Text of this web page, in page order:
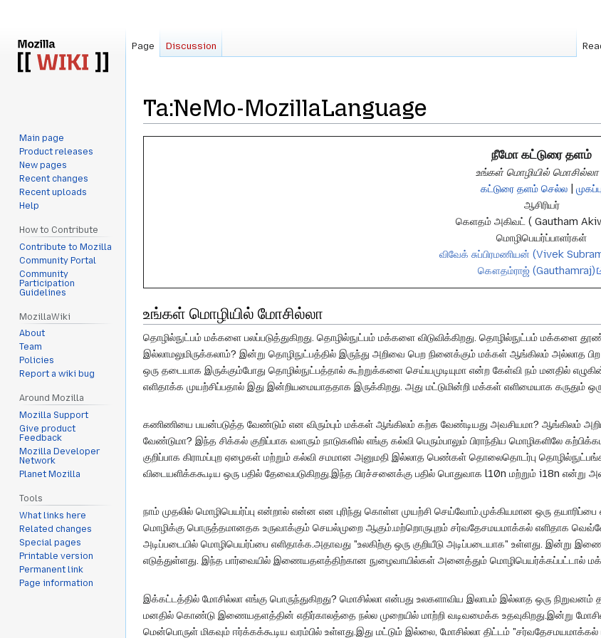
Ta:NeMo-MozillaLanguage
நீமோ கட்டுரை தளம்
உங்கள் மொழியில் மொசில்லா
கட்டுரை தளம் செல்ல
முகப்பு
ஆசிரியர்
கெளதம் அகிவட் ( Gautham
மொழிபெயர்ப்பாளர்கள்
விவேக் சுப்பிரமணியன் (Vivek
கௌதம்ராஜ் (Gauthamraj)
உங்கள் மொழியில் மோசில்லா
தொழில்நுட்பம் மக்களை பலப்படுத்துகிறது. தொழில்நுட்பம் மக்களை விடுவிக்கிறது. தொழில்நுட்பம் மக்களை
இல்லாமலுமிருக்கலாம்? இன்று தொழிநுட்பத்தில் இருந்து அறிவை பெற நினைக்கும் மக்கள் ஆங்கிலம்
ஒரு தடையாக இருக்கும்போது தொழில்நுட்பத்தால் கூற்றுக்களை செய்யமுடியுமா என்ற கேள்வி நம் மனதில்
எளிதாக்க முயற்சிப்பதால் இது இன்றியமையாததாக இருக்கிறது. அது மட்டுமின்றி மக்கள் எளிமையாக கருதும்
கணிணியை பயன்படுத்த வேண்டும் என விரும்பும் மக்கள் ஆங்கிலம் கற்க வேண்டியது அவசியமா? ஆங்கிலம்
வேண்டுமா? இந்த சிக்கல் குறிப்பாக வளரும் நாடுகளில் எங்கு கல்வி பெரும்பாலும் பிராந்திய மொழிகளிலே
குறிப்பாக கிராமப்புற ஏழைகள் மற்றும் கல்வி சமமான அனுமதி இல்லாத பெண்கள் தொலைதொடர்பு
விடையளிக்ககூடிய ஒரு பதில் தேவைபடுகிறது.இந்த பிரச்சனைக்கு பதில் பொதுவாக l10n மற்றும் i18n என்று
நாம் முதலில் மொழிபெயர்ப்பு என்றால் என்ன என புரிந்து கொள்ள முயற்சி செய்வோம்.முக்கியமான ஒரு
மொழிக்கு பொருத்தமானதக உருவாக்கும் செயல்முறை ஆகும்.மற்றொருபுறம் சர்வதேசமயமாக்கல் எளிதாக
அடிப்படையில் மொழிபெயர்ப்பை எளிதாக்க.அதாவது "உலகிற்கு ஒரு குறியீடு அடிப்படையாக" உள்ளது.
எடுத்துள்ளது. இந்த பார்வையில் இணையதளத்திற்கான நுழைவாயில்கள் அனைத்தும் மொழிபெயர்க்கப்பட்டால்
இக்கட்டத்தில் மோசில்லா எங்கு பொருந்துகிறது? மொசில்லா என்பது உலகளாவிய இலாபம் இல்லாத ஒரு
மனதில் கொண்டு இணையதளத்தின் எதிர்காலத்தை நல்ல முறையில் மாற்றி வடிவமைக்க உதவுகிறது.இன்று
மென்பொருள் மிகவும் ஈர்க்கக்கூடிய வரம்பில் உள்ளது.இது மட்டும் இல்லை, மோசில்லா திட்டம்
Page Discussion
Main page
Product releases
New pages
Recent changes
Recent uploads
Help
How to Contribute
Contribute to Mozilla
Community Portal
Community
Participation
Guidelines
MozillaWiki
About
Team
Policies
Report a wiki bug
Around Mozilla
Mozilla Support
Give product
Feedback
Mozilla Developer
Network
Planet Mozilla
Tools
What links here
Related changes
Special pages
Printable version
Permanent link
Page information